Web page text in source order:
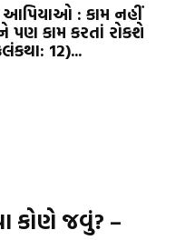
: કામ નહીં
કામ કરતાં રોકશે
12)...
કોણે જવું? –